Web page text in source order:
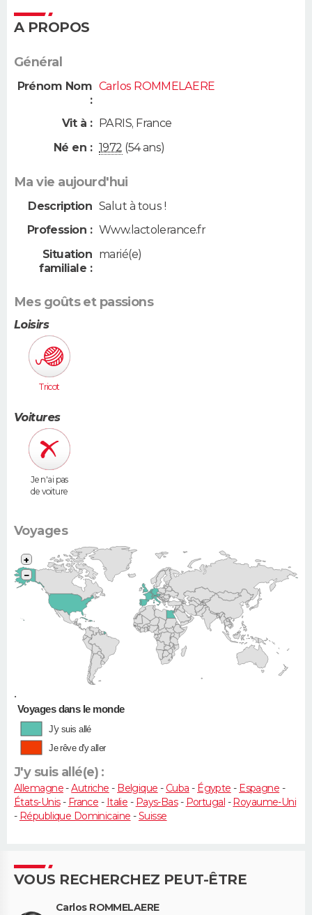
A PROPOS
Général
Prénom Nom
:
Carlos ROMMELAERE
Vit à : PARIS, France
Né en : 1972 (54 ans)
Ma vie aujourd'hui
Description Salut à tous !
Profession : Www.lactolerance.fr
Situation
familiale :
marié(e)
Mes goûts et passions
Loisirs
Tricot
Voitures
Je n'ai pas
de voiture
Voyages
•
+
−
Voyages dans le monde
J'y suis allé
Je rêve d'y aller
J'y suis allé(e) :
Allemagne-Autriche - Belgique - Cuba - Égypte - Espagne -
États-Unis- France - Italie - Pays-Bas- Portugal -Royaume-Uni
- République Dominicaine -Suisse
VOUS RECHERCHEZ PEUT-ÊTRE
Carlos ROMMELAERE